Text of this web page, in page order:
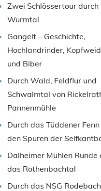
Zwei Schlössertour durch
Wurmtal
Gangelt – Geschichte,
Hochlandrinder,
und Biber
Durch Wald, Feldflur und
Schwalmtal von
Pannenmühle
Durch das Tüddener
den Spuren der
Dalheimer Mühlen Runde
das Rothenbachtal
Durch das NSG Rodebach